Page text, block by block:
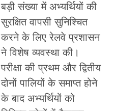
बड़ी संख्या में अभ्यर्थियों की
सुरक्षित वापसी सुनिश्चित
करने के लिए रेलवे प्रशासन
ने विशेष व्यवस्था की।
परीक्षा की प्रथम और द्वितीय
दोनों पालियों के समाप्त होने
के बाद अभ्यर्थियों को